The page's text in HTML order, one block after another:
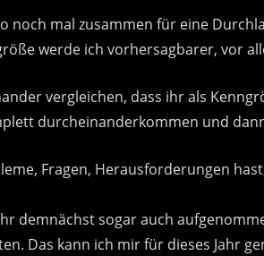
noch mal zusammen für eine
werde ich vorhersagbarer, vor
vergleichen, dass ihr als
durcheinanderkommen und
Fragen, Herausforderungen
demnächst sogar auch
Das kann ich mir für dieses Jahr